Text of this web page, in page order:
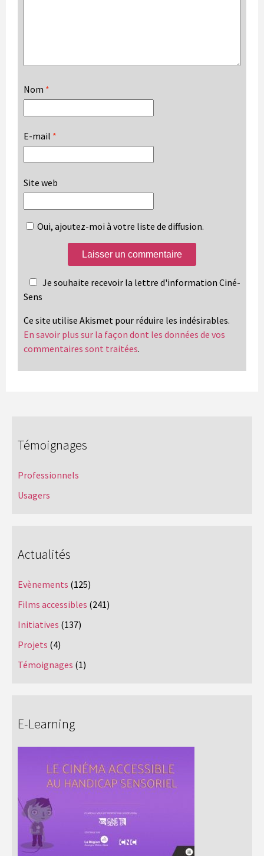
Nom *
E-mail *
Site web
Oui, ajoutez-moi à votre liste de diffusion.
Je souhaite recevoir la lettre d'information Ciné-
Sens
Ce site utilise Akismet pour réduire les indésirables.
En savoir plus sur la façon dont les données de vos
commentaires sont traitées.
Témoignages
Professionnels
Usagers
Actualités
Evènements (125)
Films accessibles (241)
Initiatives (137)
Projets (4)
Témoignages (1)
E-Learning